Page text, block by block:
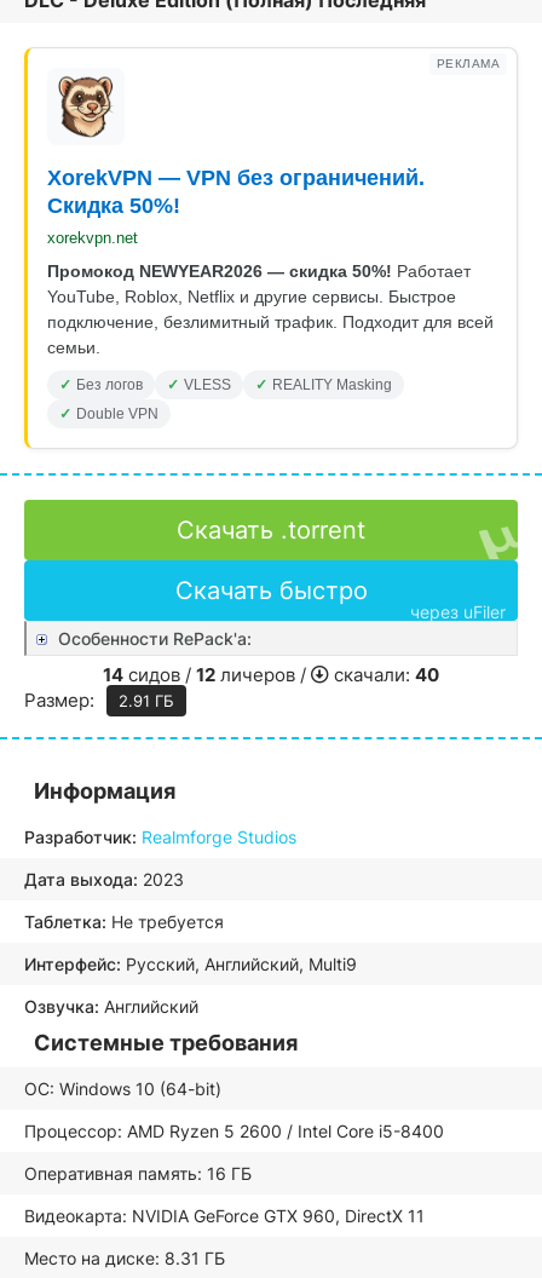
РЕКЛАМА
XorekVPN — VPN без ограничений.
Скидка 50%!
xorekvpn.net
Промокод NEWYEAR2026 — скидка 50%! Работает
YouTube, Roblox, Netflix и другие сервисы. Быстрое
подключение, безлимитный трафик. Подходит для всей
семьи.
Без логов VLESS
REALITY Masking
Double VPN
Скачать .torrent
Скачать быстро
через uFiler
Особенности RePack'a:
14 сидов / 12 личеров / скачали: 40
Размер:
2.91 ГБ
Информация
Разработчик: Realmforge Studios
Дата выхода: 2023
Таблетка: Не требуется
Интерфейс: Русский, Английский, Multi9
Озвучка: Английский
Системные требования
ОС: Windows 10 (64-bit)
Процессор: AMD Ryzen 5 2600 / Intel Core i5-8400
Оперативная память: 16 ГБ
Видеокарта: NVIDIA GeForce GTX 960, DirectX 11
Место на диске: 8.31 ГБ